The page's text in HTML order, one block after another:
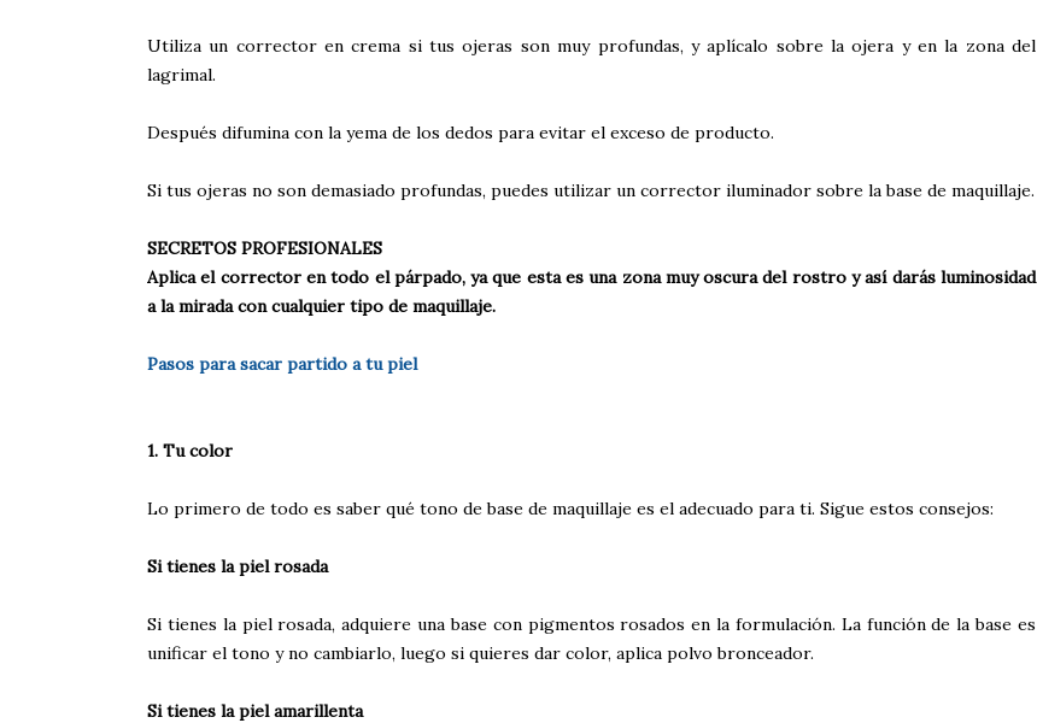
Utiliza un corrector en crema si tus ojeras son muy profundas, y aplícalo sobre la ojera y en la zona del
lagrimal.
Después difumina con la yema de los dedos para evitar el exceso de producto.
Si tus ojeras no son demasiado profundas, puedes utilizar un corrector iluminador sobre la base de maquillaje.
SECRETOS PROFESIONALES
Aplica el corrector en todo el párpado, ya que esta es una zona muy oscura del rostro y así darás luminosidad
a la mirada con cualquier tipo de maquillaje.
Pasos para sacar partido a tu piel
1. Tu color
Lo primero de todo es saber qué tono de base de maquillaje es el adecuado para ti. Sigue estos consejos:
Si tienes la piel rosada
Si tienes la piel rosada, adquiere una base con pigmentos rosados en la formulación. La función de la base es
unificar el tono y no cambiarlo, luego si quieres dar color, aplica polvo bronceador.
Si tienes la piel amarillenta